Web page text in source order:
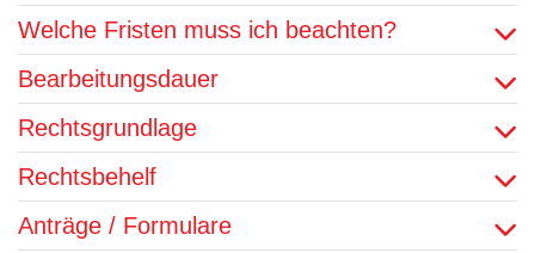
Welche Fristen muss ich beachten?
Bearbeitungsdauer
Rechtsgrundlage
Rechtsbehelf
Anträge / Formulare